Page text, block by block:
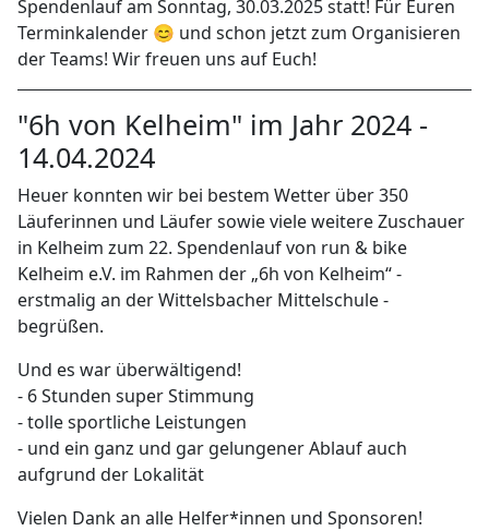
Spendenlauf am Sonntag, 30.03.2025 statt! Für Euren
Terminkalender 😊 und schon jetzt zum Organisieren
der Teams! Wir freuen uns auf Euch!
"6h von Kelheim" im Jahr 2024 -
14.04.2024
Heuer konnten wir bei bestem Wetter über 350
Läuferinnen und Läufer sowie viele weitere Zuschauer
in Kelheim zum 22. Spendenlauf von run & bike
Kelheim e.V. im Rahmen der „6h von Kelheim“ -
erstmalig an der Wittelsbacher Mittelschule -
begrüßen.
Und es war überwältigend!
- 6 Stunden super Stimmung
- tolle sportliche Leistungen
- und ein ganz und gar gelungener Ablauf auch
aufgrund der Lokalität
Vielen Dank an alle Helfer*innen und Sponsoren!